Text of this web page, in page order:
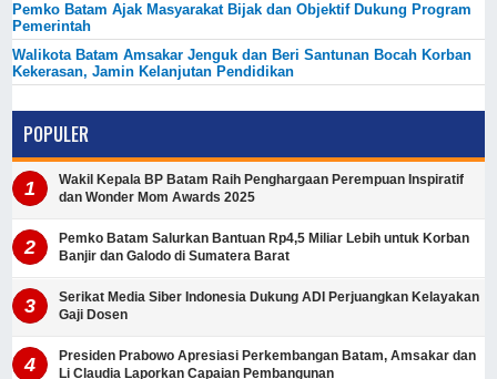
Pemko Batam Ajak Masyarakat Bijak dan Objektif Dukung Program
Pemerintah
Walikota Batam Amsakar Jenguk dan Beri Santunan Bocah Korban
Kekerasan, Jamin Kelanjutan Pendidikan
POPULER
Wakil Kepala BP Batam Raih Penghargaan Perempuan Inspiratif
dan Wonder Mom Awards 2025
Pemko Batam Salurkan Bantuan Rp4,5 Miliar Lebih untuk Korban
Banjir dan Galodo di Sumatera Barat
Serikat Media Siber Indonesia Dukung ADI Perjuangkan Kelayakan
Gaji Dosen
Presiden Prabowo Apresiasi Perkembangan Batam, Amsakar dan
Li Claudia Laporkan Capaian Pembangunan